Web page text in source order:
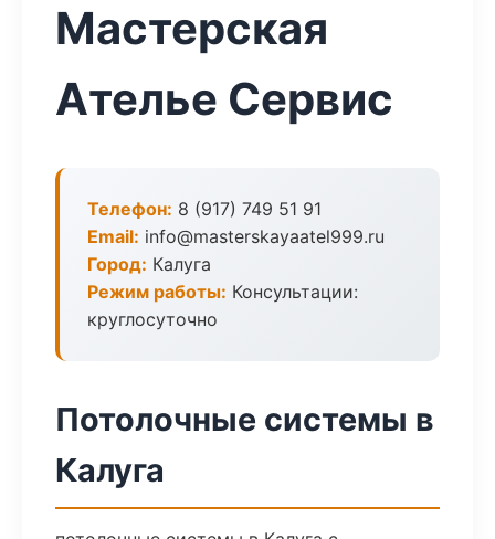
Мастерская
Ателье Сервис
Телефон: 8 (917) 749 51 91
Email: info@masterskayaatel999.ru
Город: Калуга
Режим работы: Консультации:
круглосуточно
Потолочные системы в
Калуга